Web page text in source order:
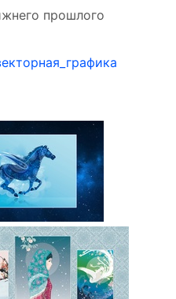
прошлого